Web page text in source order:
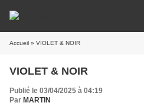
Accueil » VIOLET & NOIR
VIOLET & NOIR
Publié le 03/04/2025 à 04:19
Par MARTIN